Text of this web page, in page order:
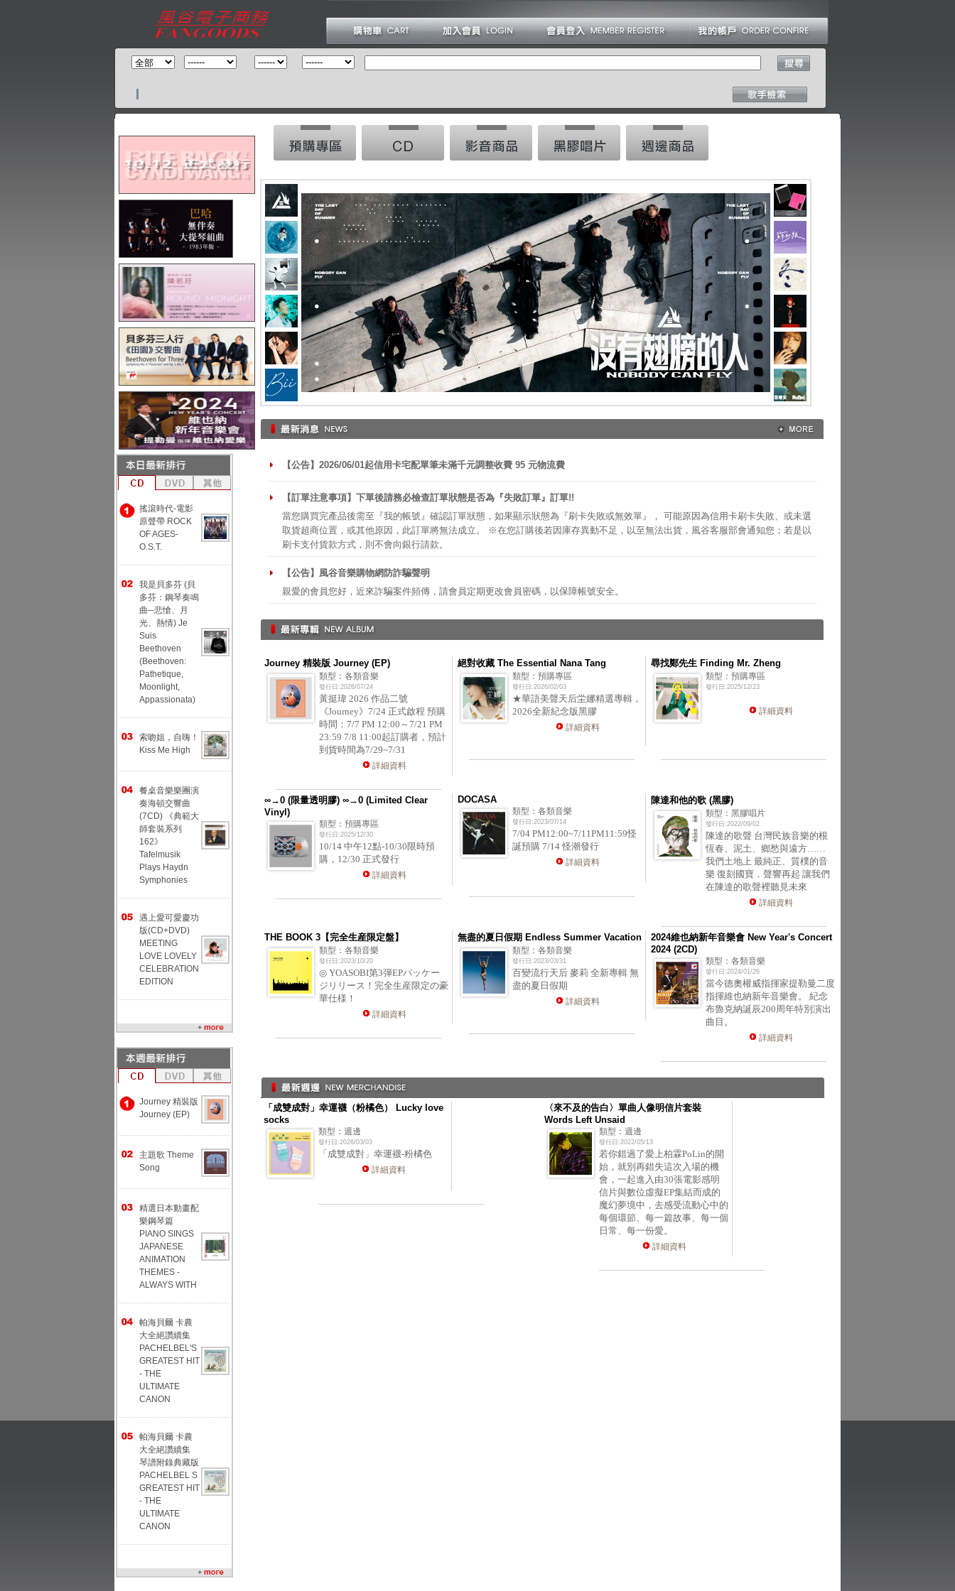
搖滾時代-電影
原聲帶 ROCK
OF AGES-
O.S.T.
我是貝多芬 (貝
多芬：鋼琴奏鳴
曲─悲愴、月
光、熱情) Je
Suis
Beethoven
(Beethoven:
Pathetique,
Moonlight,
Appassionata)
索吻姐，自嗨！
Kiss Me High
餐桌音樂樂團演
奏海頓交響曲
(7CD) 《典範大
師套裝系列
162》
Tafelmusik
Plays Haydn
Symphonies
遇上愛可愛慶功
版(CD+DVD)
MEETING
LOVE LOVELY
CELEBRATION
EDITION
Journey 精裝版
Journey (EP)
主題歌 Theme
Song
精選日本動畫配
樂鋼琴篇
PIANO SINGS
JAPANESE
ANIMATION
THEMES -
ALWAYS WITH
帕海貝爾 卡農
大全絕讚續集
PACHELBEL'S
GREATEST HIT
- THE
ULTIMATE
CANON
帕海貝爾 卡農
大全絕讚續集
琴譜附錄典藏版
PACHELBEL S
GREATEST HIT
- THE
ULTIMATE
CANON
【公告】2026/06/01起信用卡宅配單筆未滿千元調整收費 95 元物流費
【訂單注意事項】下單後請務必檢查訂單狀態是否為『失敗訂單』訂單!!
當您購買完產品後需至『我的帳號』確認訂單狀態，如果顯示狀態為『刷卡失敗或無效單』， 可能原因為信用卡刷卡失敗、或未選
取貨超商位置，或其他原因，此訂單將無法成立。 ※在您訂購後若因庫存異動不足，以至無法出貨，風谷客服部會通知您；若是以
刷卡支付貨款方式，則不會向銀行請款。
【公告】風谷音樂購物網防詐騙聲明
親愛的會員您好，近來詐騙案件頻傳，請會員定期更改會員密碼，以保障帳號安全。
Journey 精裝版 Journey (EP)
類型：各類音樂
發行日:2026/07/24
黃挺瑋 2026 作品二號
《Journey》7/24 正式啟程 預購
時間：7/7 PM 12:00～7/21 PM
23:59 7/8 11:00起訂購者，預計
到貨時間為7/29~7/31
詳細資料
絕對收藏 The Essential Nana Tang
類型：預購專區
發行日:2026/02/03
★華語美聲天后坣娜精選專輯，
2026全新紀念版黑膠
詳細資料
尋找鄭先生 Finding Mr. Zheng
類型：預購專區
發行日:2025/12/23
詳細資料
∞→0 (限量透明膠) ∞→0 (Limited Clear
Vinyl)
類型：預購專區
發行日:2025/12/30
10/14 中午12點-10/30限時預
購，12/30 正式發行
詳細資料
DOCASA
類型：各類音樂
發行日:2023/07/14
7/04 PM12:00~7/11PM11:59怪
誕預購 7/14 怪潮發行
詳細資料
陳達和他的歌 (黑膠)
類型：黑膠唱片
發行日:2022/09/02
陳達的歌聲 台灣民族音樂的根
恆春、泥土、鄉愁與遠方……
我們土地上 最純正、質樸的音
樂 復刻國寶．聲響再起 讓我們
在陳達的歌聲裡聽見未來
詳細資料
THE BOOK 3【完全生産限定盤】
類型：各類音樂
發行日:2023/10/20
◎ YOASOBI第3弾EPパッケー
ジリリース！完全生産限定の豪
華仕様！
詳細資料
無盡的夏日假期 Endless Summer Vacation
類型：各類音樂
發行日:2023/03/31
百變流行天后 麥莉 全新專輯 無
盡的夏日假期
詳細資料
2024維也納新年音樂會 New Year's Concert
2024 (2CD)
類型：各類音樂
發行日:2024/01/26
當今德奧權威指揮家提勒曼二度
指揮維也納新年音樂會。 紀念
布魯克納誕辰200周年特別演出
曲目。
詳細資料
「成雙成對」幸運襪（粉橘色） Lucky love
socks
類型：週邊
發行日:2026/03/03
「成雙成對」幸運襪-粉橘色
詳細資料
〈來不及的告白〉單曲人像明信片套裝
Words Left Unsaid
類型：週邊
發行日:2022/05/13
若你錯過了愛上柏霖PoLin的開
始，就別再錯失這次入場的機
會，一起進入由30張電影感明
信片與數位虛擬EP集結而成的
魔幻夢境中，去感受流動心中的
每個環節、每一篇故事、每一個
日常、每一份愛。
詳細資料